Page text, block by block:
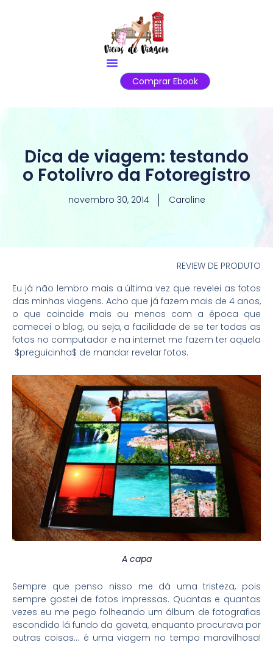
Comprar Ebook
Dica de viagem: testando
o Fotolivro da Fotoregistro
novembro 30, 2014 Caroline
REVIEW DE PRODUTO
Eu já não lembro mais a última vez que revelei as fotos
das minhas viagens. Acho que já fazem mais de 4 anos,
o que coincide mais ou menos com a época que
comecei o blog, ou seja, a facilidade de se ter todas as
fotos no computador e na internet me fazem ter aquela
$preguicinha$ de mandar revelar fotos.
A capa
Sempre que penso nisso me dá uma tristeza, pois
sempre gostei de fotos impressas. Quantas e quantas
vezes eu me pego folheando um álbum de fotografias
escondido lá fundo da gaveta, enquanto procurava por
outras coisas… é uma viagem no tempo maravilhosa!